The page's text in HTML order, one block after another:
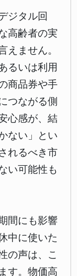
ジタル回
高齢者の実
えません。
るいは利用
商品券や手
つながる側
心感が、結
ない」とい
れるべき市
い可能性も
間にも影響
中に使いた
の声は、こ
す。物価高